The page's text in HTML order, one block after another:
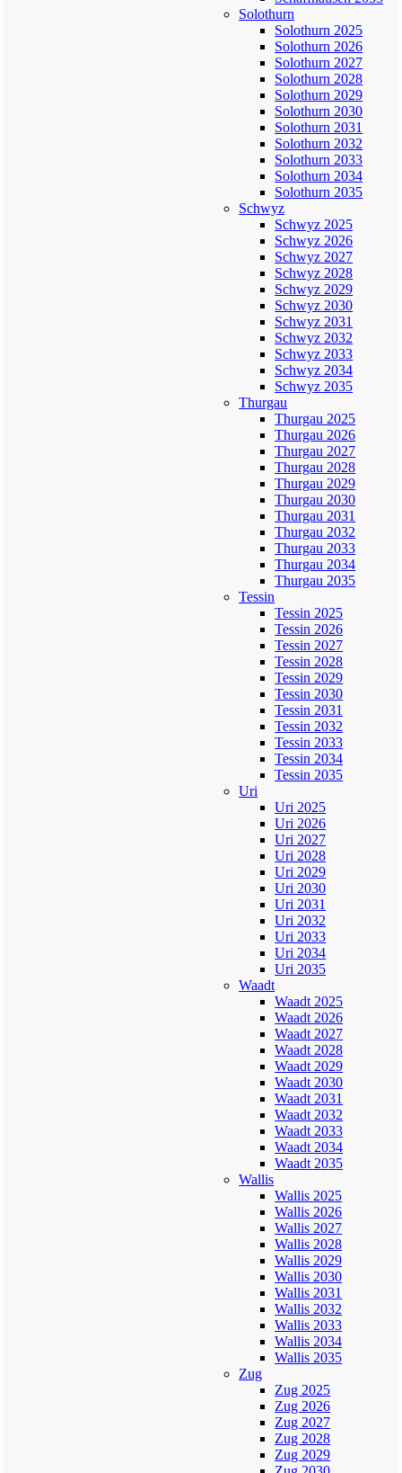
Solothurn
Solothurn 2025
Solothurn 2026
Solothurn 2027
Solothurn 2028
Solothurn 2029
Solothurn 2030
Solothurn 2031
Solothurn 2032
Solothurn 2033
Solothurn 2034
Solothurn 2035
Schwyz
Schwyz 2025
Schwyz 2026
Schwyz 2027
Schwyz 2028
Schwyz 2029
Schwyz 2030
Schwyz 2031
Schwyz 2032
Schwyz 2033
Schwyz 2034
Schwyz 2035
Thurgau
Thurgau 2025
Thurgau 2026
Thurgau 2027
Thurgau 2028
Thurgau 2029
Thurgau 2030
Thurgau 2031
Thurgau 2032
Thurgau 2033
Thurgau 2034
Thurgau 2035
Tessin
Tessin 2025
Tessin 2026
Tessin 2027
Tessin 2028
Tessin 2029
Tessin 2030
Tessin 2031
Tessin 2032
Tessin 2033
Tessin 2034
Tessin 2035
Uri
Uri 2025
Uri 2026
Uri 2027
Uri 2028
Uri 2029
Uri 2030
Uri 2031
Uri 2032
Uri 2033
Uri 2034
Uri 2035
Waadt
Waadt 2025
Waadt 2026
Waadt 2027
Waadt 2028
Waadt 2029
Waadt 2030
Waadt 2031
Waadt 2032
Waadt 2033
Waadt 2034
Waadt 2035
Wallis
Wallis 2025
Wallis 2026
Wallis 2027
Wallis 2028
Wallis 2029
Wallis 2030
Wallis 2031
Wallis 2032
Wallis 2033
Wallis 2034
Wallis 2035
Zug
Zug 2025
Zug 2026
Zug 2027
Zug 2028
Zug 2029